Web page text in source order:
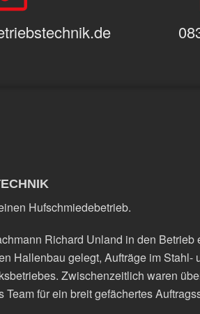
Hufschmiedebetrieb.
Richard Unland in den
Hallenbau gelegt, Aufträge im
Zwischenzeitlich waren
für ein breit gefächertes